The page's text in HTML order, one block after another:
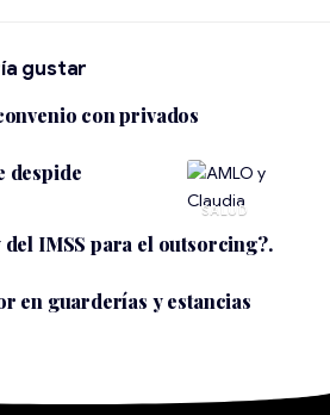
gustar
con privados
SALUD
despide
IMSS para el outsorcing?.
en guarderías y estancias